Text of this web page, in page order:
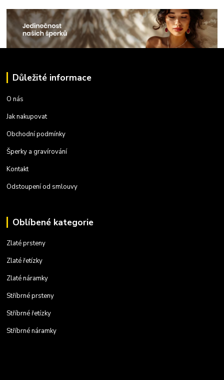
Důležité informace
O nás
Jak nakupovat
Obchodní podmínky
Šperky a gravírování
Kontakt
Odstoupení od smlouvy
Oblíbené kategorie
Zlaté prsteny
Zlaté řetízky
Zlaté náramky
Stříbrné prsteny
Stříbrné řetízky
Stříbrné náramky